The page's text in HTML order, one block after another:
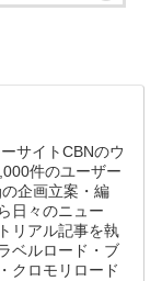
サイトCBNのウ
件のユーザー
企画立案・編
日々のニュー
リアル記事を執
ベルロード・ブ
クロモリロード